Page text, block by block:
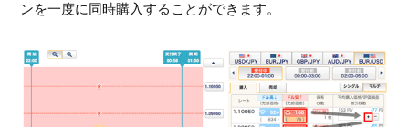
ンを一度に同時購入することができます。